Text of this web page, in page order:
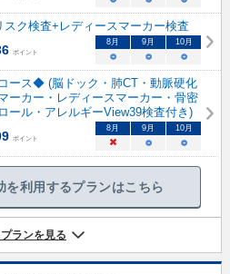
スク検査+レディースマーカー検査
ポイント
8 月 9 月 10月
○ ○ ○
ース◆ (脳ドック・肺CT・動脈硬化
ーカー・レディースマーカー・骨密
ール・アレルギーView39検査付き)
ポイント
8 月 9 月 10月
× ○ ○
を利用するプランはこちら
ランを見る